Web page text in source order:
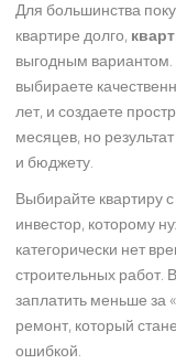
Для большинства
квартире долго,
выгодным вариантом.
выбираете
лет, и создаете
месяцев, но
и бюджету.
Выбирайте квартиру
инвестор, которому
категорически нет
строительных работ.
заплатить меньше за
ремонт, который
ошибкой.